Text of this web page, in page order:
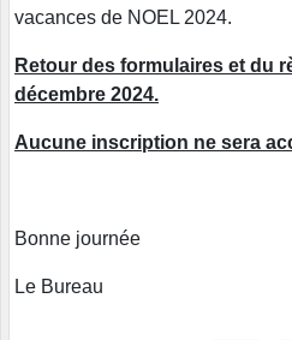
vacances de NOEL 2024.
Retour des formulaires et du
décembre 2024.
Aucune inscription ne sera
Bonne journée
Le Bureau